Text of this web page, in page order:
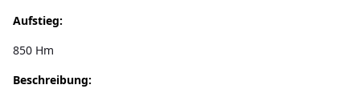
Aufstieg:
850 Hm
Beschreibung: